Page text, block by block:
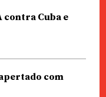
contra Cuba e
com